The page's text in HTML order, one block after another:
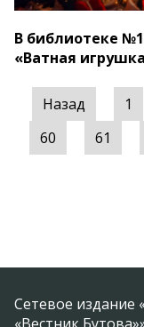
В библиотеке
«Ватная
Назад 1
60
61
Сетевое издание